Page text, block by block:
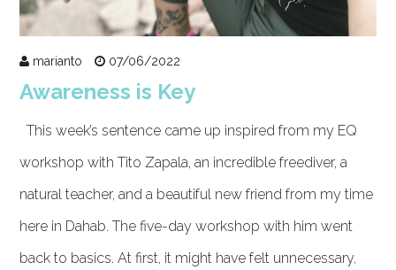
marianto 07/06/2022
Awareness is Key
This week’s sentence came up inspired from my EQ
workshop with Tito Zapala, an incredible freediver, a
natural teacher, and a beautiful new friend from my time
here in Dahab. The five-day workshop with him went
back to basics. At first, it might have felt unnecessary,